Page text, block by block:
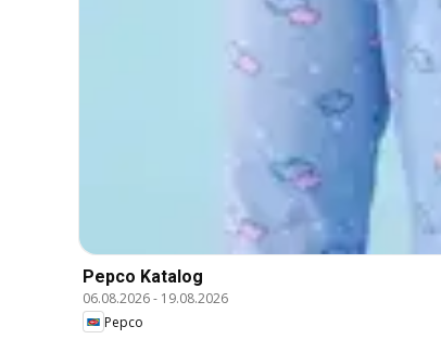
Pepco Katalog
06.08.2026- 19.08.2026
Pepco